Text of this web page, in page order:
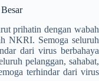
prihatin dengan wabah
NKRI. Semoga seluruh
dari virus berbahaya
pelanggan, sahabat,
terhindar dari virus